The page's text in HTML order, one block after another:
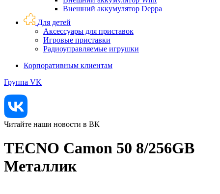
Внешний аккумулятор Deppa
Для детей
Аксессуары для приставок
Игровые приставки
Радиоуправляемые игрушки
Корпоративным клиентам
Группа VK
Читайте наши новости в ВК
TECNO Camon 50 8/256GB
Металлик